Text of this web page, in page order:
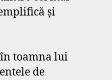
şi
toamna lui
de